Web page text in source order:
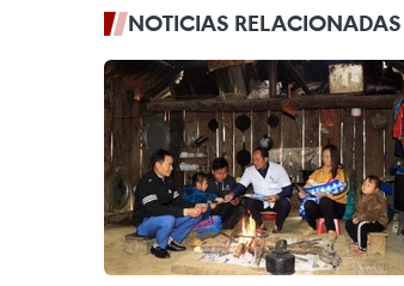
NOTICIAS RELACIONADAS